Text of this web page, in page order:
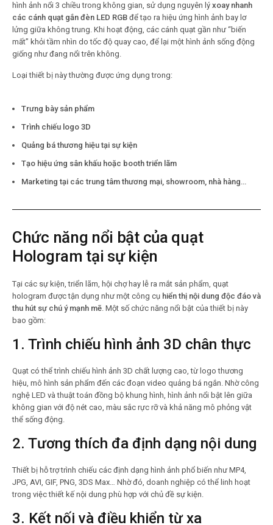
hình ảnh nổi 3 chiều trong không gian, sử dụng nguyên lý xoay nhanh
các cánh quạt gắn đèn LED RGB để tạo ra hiệu ứng hình ảnh bay lơ
lửng giữa không trung. Khi hoạt động, các cánh quạt gần như “biến
mất” khỏi tầm nhìn do tốc độ quay cao, để lại một hình ảnh sống động
giống như đang nổi trên không.
Loại thiết bị này thường được ứng dụng trong:
Trưng bày sản phẩm
Trình chiếu logo 3D
Quảng bá thương hiệu tại sự kiện
Tạo hiệu ứng sân khấu hoặc booth triển lãm
Marketing tại các trung tâm thương mại, showroom, nhà hàng…
Chức năng nổi bật của quạt
Hologram tại sự kiện
Tại các sự kiện, triển lãm, hội chợ hay lễ ra mắt sản phẩm, quạt
hologram được tận dụng như một công cụ hiển thị nội dung độc đáo và
thu hút sự chú ý mạnh mẽ . Một số chức năng nổi bật của thiết bị này
bao gồm:
1. Trình chiếu hình ảnh 3D chân thực
Quạt có thể trình chiếu hình ảnh 3D chất lượng cao, từ logo thương
hiệu, mô hình sản phẩm đến các đoạn video quảng bá ngắn. Nhờ công
nghệ LED và thuật toán đồng bộ khung hình, hình ảnh nổi bật lên giữa
không gian với độ nét cao, màu sắc rực rỡ và khả năng mô phỏng vật
thể sống động.
2. Tương thích đa định dạng nội dung
Thiết bị hỗ trợ trình chiếu các định dạng hình ảnh phổ biến như MP4,
JPG, AVI, GIF, PNG, 3DS Max… Nhờ đó, doanh nghiệp có thể linh hoạt
trong việc thiết kế nội dung phù hợp với chủ đề sự kiện.
3. Kết nối và điều khiển từ xa